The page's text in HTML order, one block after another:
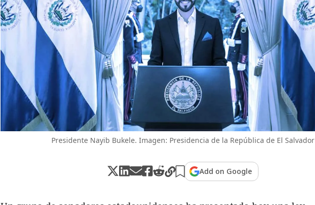
Presidente Nayib Bukele. Imagen: Presidencia de la República de El Salvador
Add on Google